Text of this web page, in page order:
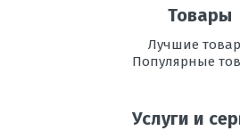
Используемый
Товары
Лучшие
Популярные
Услуги и